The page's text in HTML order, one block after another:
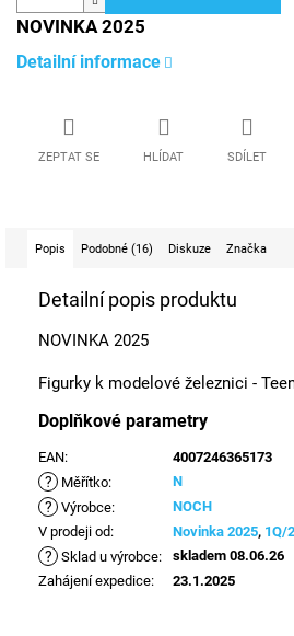
NOVINKA 2025
Detailní informace
ZEPTAT SE HLÍDAT SDÍLET
Popis Podobné (16) Diskuze Značka
Detailní popis produktu
NOVINKA 2025
Figurky k modelové železnici -
Doplňkové parametry
EAN: 4007246365173
? Měřítko: N
? Výrobce:
NOCH
V prodeji od: Novinka 2025, 1Q/
? Sklad u výrobce:
skladem 08.06.26
Zahájení expedice: 23.1.2025